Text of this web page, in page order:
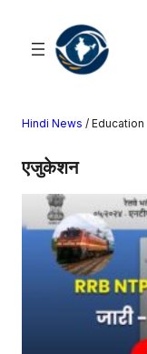
खेल
राज्य
आस्था
राष्ट्रीय
Hindi News / Education
एजुकेशन